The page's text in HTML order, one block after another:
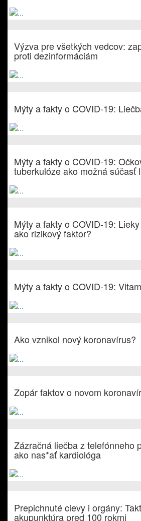
Výzva pre všetkých vedcov:
proti dezinformáciám
Mýty a fakty o COVID-19:
Mýty a fakty o COVID-19:
tuberkulóze ako možná súčasť
Mýty a fakty o COVID-19:
ako rizikový faktor?
Mýty a fakty o COVID-19:
Ako vznikol nový koronavírus?
Zopár faktov o novom
Zázračná liečba z telefónneho
ako nas*ať kardiológa
Prepichnuté cievy i orgány:
akupunktúra pred 100 rokmi